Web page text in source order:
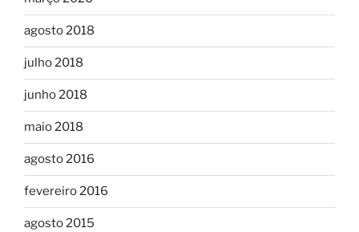
agosto 2018
julho 2018
junho 2018
maio 2018
agosto 2016
fevereiro 2016
agosto 2015